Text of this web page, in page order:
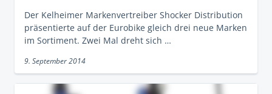
Der Kelheimer Markenvertreiber Shocker Distribution
präsentierte auf der Eurobike gleich drei neue Marken
im Sortiment. Zwei Mal dreht sich …
9. September 2014